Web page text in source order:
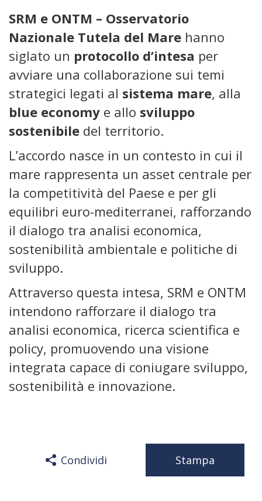
SRM e ONTM – Osservatorio
Nazionale Tutela del Mare hanno
siglato un protocollo d’intesa per
avviare una collaborazione sui temi
strategici legati al sistema mare, alla
blue economy e allo sviluppo
sostenibile del territorio.
L’accordo nasce in un contesto in cui il
mare rappresenta un asset centrale per
la competitività del Paese e per gli
equilibri euro-mediterranei, rafforzando
il dialogo tra analisi economica,
sostenibilità ambientale e politiche di
sviluppo.
Attraverso questa intesa, SRM e ONTM
intendono rafforzare il dialogo tra
analisi economica, ricerca scientifica e
policy, promuovendo una visione
integrata capace di coniugare sviluppo,
sostenibilità e innovazione.
Condividi Stampa